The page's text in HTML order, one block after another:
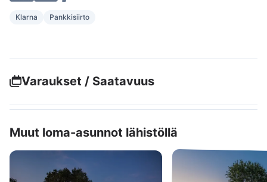
Klarna Pankkisiirto
Varaukset / Saatavuus
Muut loma-asunnot lähistöllä